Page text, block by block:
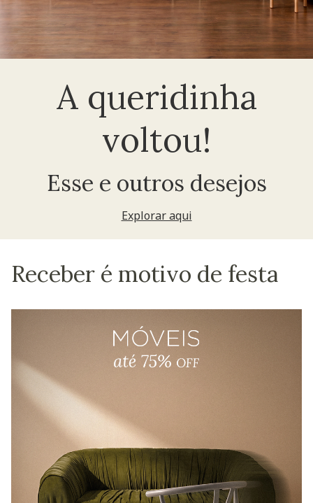
A queridinha
voltou!
Esse e outros desejos
Explorar aqui
Receber é motivo de festa